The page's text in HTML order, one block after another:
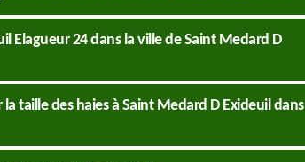
Elagueur 24 dans la ville de Saint Medard D
taille des haies à Saint Medard D Exideuil dans